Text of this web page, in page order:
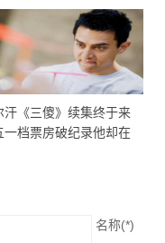
汗《三傻》续集终于来
一档票房破纪录他却在
名称(*)